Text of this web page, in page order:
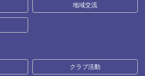
地域交流
クラブ活動